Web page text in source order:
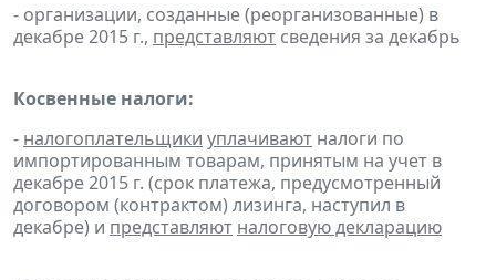
- организации, созданные (реорганизованные) в
декабре 2015 г., представляют сведения за декабрь
Косвенные налоги:
- налогоплательщики уплачивают налоги по
импортированным товарам, принятым на учет в
декабре 2015 г. (срок платежа, предусмотренный
договором (контрактом) лизинга, наступил в
декабре) и представляют налоговую декларацию